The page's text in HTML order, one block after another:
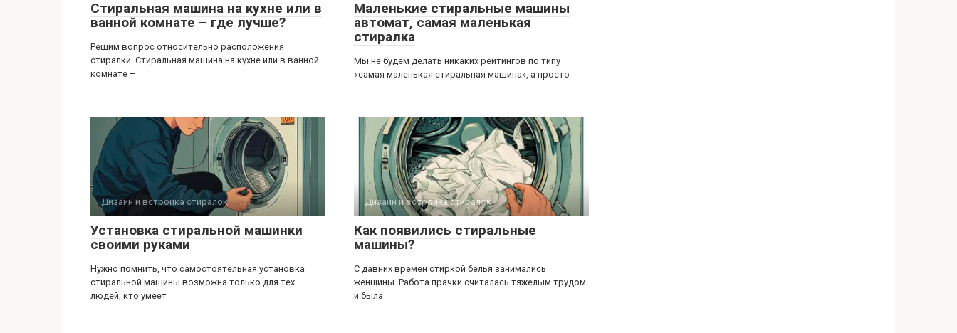
Стиральная машина на кухне или в
ванной комнате – где лучше?
Решим вопрос относительно расположения
стиралки. Стиральная машина на кухне или в ванной
комнате –
Маленькие стиральные машины
автомат, самая маленькая
стиралка
Мы не будем делать никаких рейтингов по типу
«самая маленькая стиральная машина», а просто
Дизайн и встройка стиралок
Установка стиральной машинки
своими руками
Нужно помнить, что самостоятельная установка
стиральной машины возможна только для тех
людей, кто умеет
Дизайн и встройка стиралок
Как появились стиральные
машины?
С давних времен стиркой белья занимались
женщины. Работа прачки считалась тяжелым трудом
и была